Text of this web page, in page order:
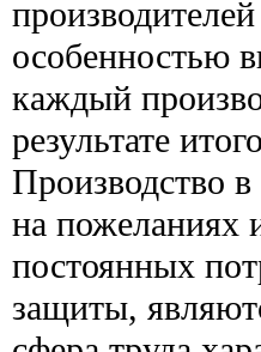
особенностью
каждый
результате
Производство
на пожеланиях
постоянных
защиты,